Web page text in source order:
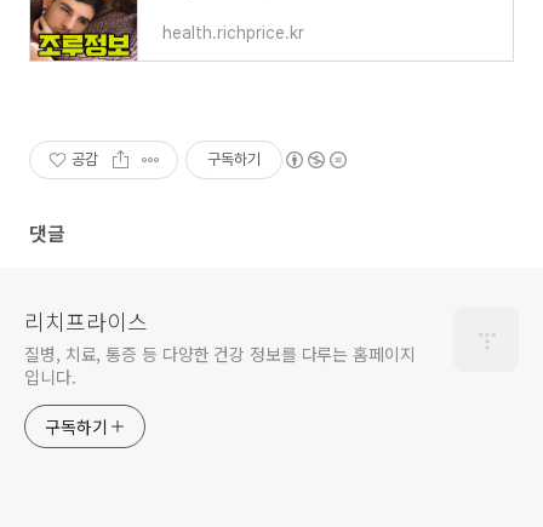
health.richprice.kr
공감 구독하기
댓글
리치프라이스
질병, 치료, 통증 등 다양한 건강 정보를 다루는 홈페이지
입니다.
구독하기